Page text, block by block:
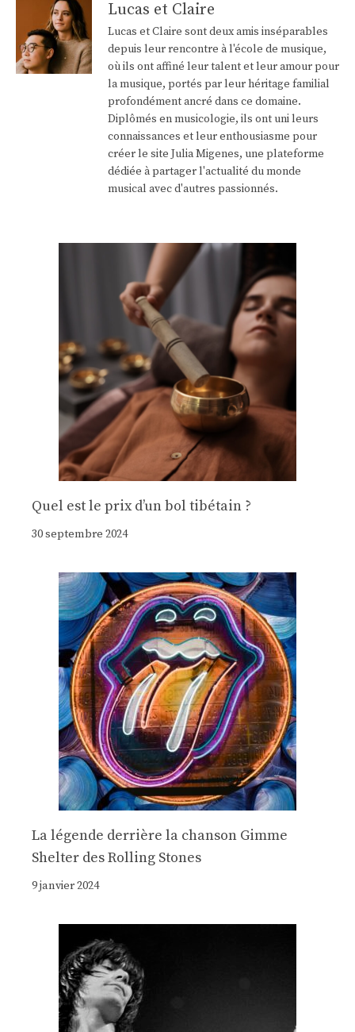
Lucas et Claire
Lucas et Claire sont deux amis inséparables
depuis leur rencontre à l'école de musique,
où ils ont affiné leur talent et leur amour pour
la musique, portés par leur héritage familial
profondément ancré dans ce domaine.
Diplômés en musicologie, ils ont uni leurs
connaissances et leur enthousiasme pour
créer le site Julia Migenes, une plateforme
dédiée à partager l'actualité du monde
musical avec d'autres passionnés.
Quel est le prix d’un bol tibétain ?
30 septembre 2024
La légende derrière la chanson Gimme
Shelter des Rolling Stones
9 janvier 2024